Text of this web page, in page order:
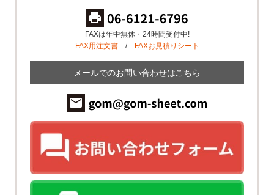
FAXは年中無休・24時間受付中!
FAX用注文書/ FAXお見積りシート
メールでのお問い合わせはこちら